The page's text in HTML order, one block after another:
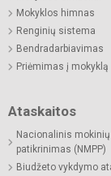
Mokyklos himnas
Renginių sistema
Bendradarbiavimas
Priėmimas į mokyklą
Ataskaitos
Nacionalinis
patikrinimas (NMPP)
Biudžeto vykdymo